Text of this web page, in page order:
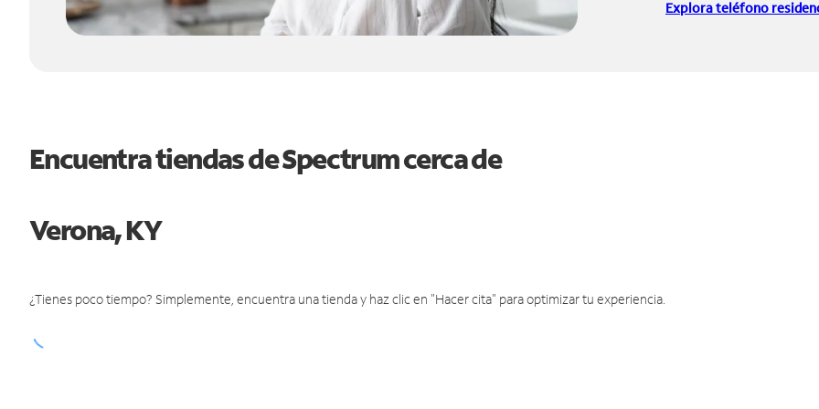
Explora teléfono
Encuentra tiendas de Spectrum cerca de
Verona, KY
¿Tienes poco tiempo? Simplemente, encuentra una tienda y haz clic en "Hacer cita" para optimizar tu experiencia.